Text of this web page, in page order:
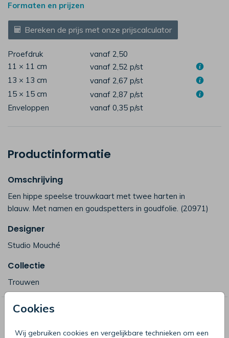
Cookies
Wij gebruiken cookies en vergelijkbare technieken om een
Formaten en prijzen
Bereken de prijs met onze prijscalculator
Proefdruk
vanaf 2,50
11 × 11 cm
vanaf 2,52 p/st
13 × 13 cm
vanaf 2,67 p/st
15 × 15 cm
vanaf 2,87 p/st
Enveloppen
vanaf 0,35 p/st
Productinformatie
Omschrijving
Een hippe speelse trouwkaart met twee harten in
blauw. Met namen en goudspetters in goudfolie. (20971)
Designer
Studio Mouché
Collectie
Trouwen
Deze producten zijn wellicht ook iets
voor je